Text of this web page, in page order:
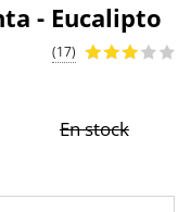
- Eucalipto
(17)
En stock